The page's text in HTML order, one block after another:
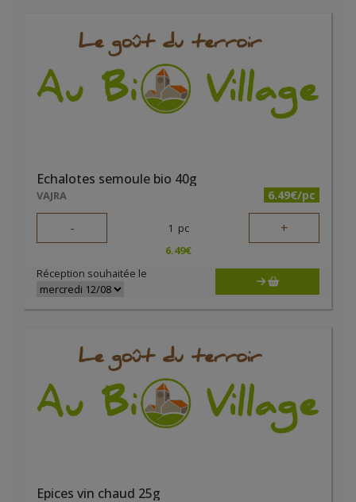
Echalotes semoule bio 40g
VAJRA 6.49€/pc
- 1 pc +
6.49€
Réception souhaitée le
Epices vin chaud 25g